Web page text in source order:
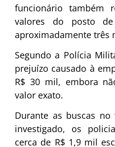
funcionário também
valores do posto de
aproximadamente três
Segundo a Polícia
prejuízo causado à
R$ 30 mil, embora
valor exato.
Durante as buscas
investigado, os
cerca de R$ 1,9 mil